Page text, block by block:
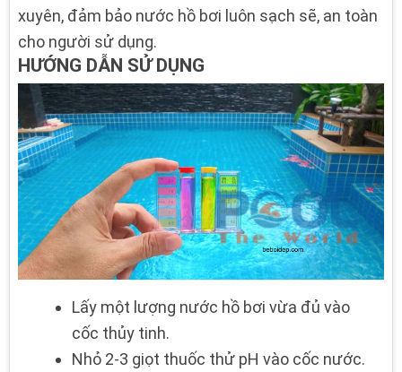
xuyên, đảm bảo nước hồ bơi luôn sạch sẽ, an toàn
cho người sử dụng.
HƯỚNG DẪN SỬ DỤNG
Lấy một lượng nước hồ bơi vừa đủ vào
cốc thủy tinh.
Nhỏ 2-3 giọt thuốc thử pH vào cốc nước.